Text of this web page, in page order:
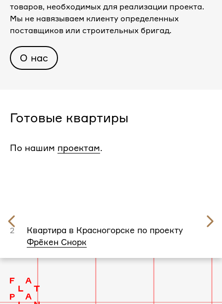
товаров, необходимых для реализации проекта.
Мы не навязываем клиенту определенных
поставщиков или строительных бригад.
О нас
Готовые квартиры
По нашим проектам.
2
Квартира в Красногорске по проекту
Фрёкен Снорк
слайд